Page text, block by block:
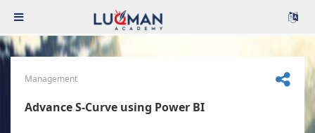
Management
Advance S-Curve using Power BI